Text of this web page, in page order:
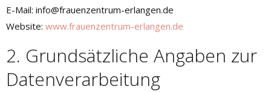
E-Mail: info@frauenzentrum-erlangen.de
Website: www.frauenzentrum-erlangen.de
2. Grundsätzliche Angaben zur
Datenverarbeitung